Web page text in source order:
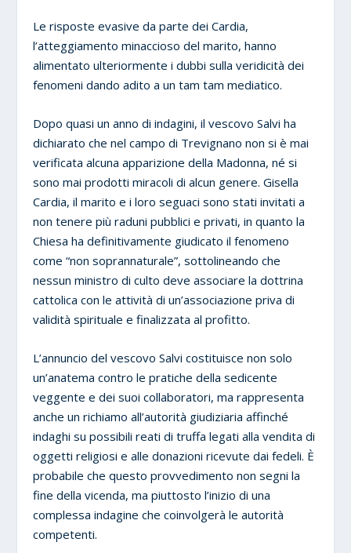
Le risposte evasive da parte dei Cardia,
l’atteggiamento minaccioso del marito, hanno
alimentato ulteriormente i dubbi sulla veridicità dei
fenomeni dando adito a un tam tam mediatico.
Dopo quasi un anno di indagini, il vescovo Salvi ha
dichiarato che nel campo di Trevignano non si è mai
verificata alcuna apparizione della Madonna, né si
sono mai prodotti miracoli di alcun genere. Gisella
Cardia, il marito e i loro seguaci sono stati invitati a
non tenere più raduni pubblici e privati, in quanto la
Chiesa ha definitivamente giudicato il fenomeno
come “non soprannaturale”, sottolineando che
nessun ministro di culto deve associare la dottrina
cattolica con le attività di un’associazione priva di
validità spirituale e finalizzata al profitto.
L’annuncio del vescovo Salvi costituisce non solo
un’anatema contro le pratiche della sedicente
veggente e dei suoi collaboratori, ma rappresenta
anche un richiamo all’autorità giudiziaria affinché
indaghi su possibili reati di truffa legati alla vendita di
oggetti religiosi e alle donazioni ricevute dai fedeli. È
probabile che questo provvedimento non segni la
fine della vicenda, ma piuttosto l’inizio di una
complessa indagine che coinvolgerà le autorità
competenti.